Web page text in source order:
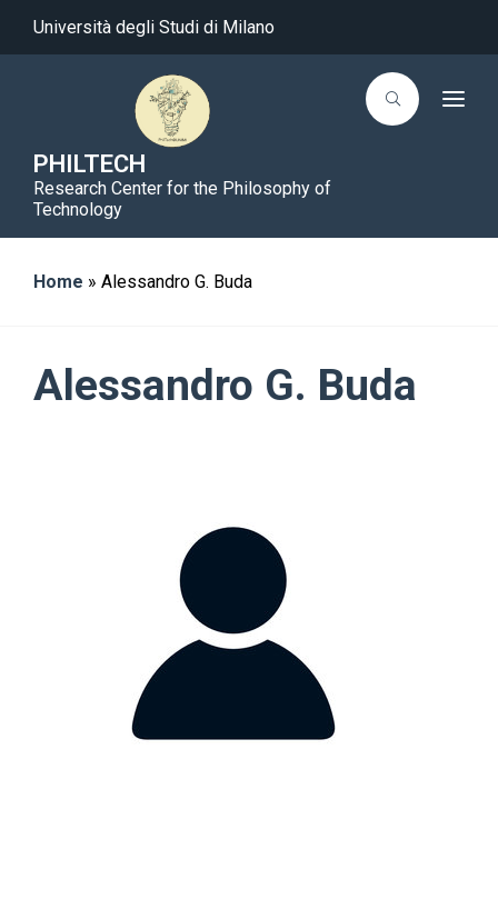
Università degli Studi di Milano
PHILTECH
Research Center for the Philosophy of
Technology
T
v
Home » Alessandro G. Buda
Alessandro G. Buda